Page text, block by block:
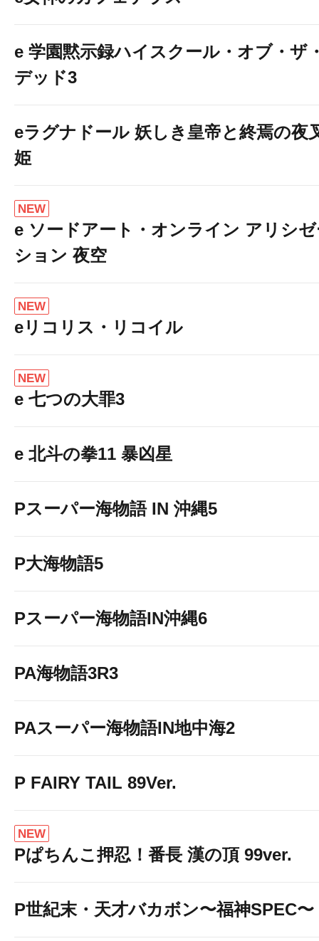
沖ドキ！シリ
全２０台設置中
e 学園黙示録ハイスクール・オブ・ザ
デッド3
eラグナドール 妖しき皇帝と終焉の夜
姫
NEW
e ソードアート・オンライン アリシ
ション 夜空
NEW
eリコリス・リコイル
NEW
e 七つの大罪3
e 北斗の拳11 暴凶星
Pスーパー海物語 IN 沖縄5
P大海物語5
Pスーパー海物語IN沖縄6
PA海物語3R3
PAスーパー海物語IN地中海2
P FAIRY TAIL 89Ver.
NEW
Pぱちんこ押忍！番長 漢の頂 99ver.
P世紀末・天才バカボン〜福神SPEC〜